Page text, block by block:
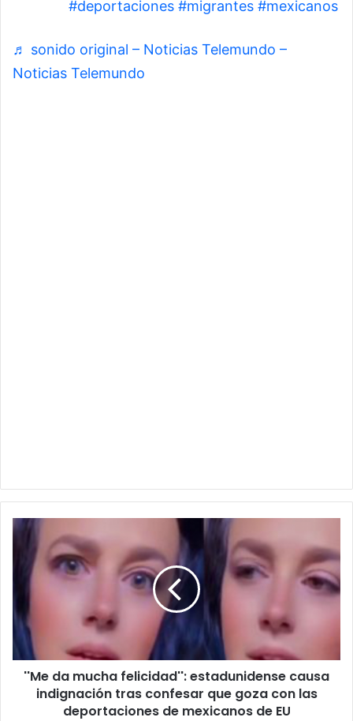
#deportaciones #migrantes #mexicanos
♬ sonido original – Noticias Telemundo –
Noticias Telemundo
''Me
mucha
felicidad'':
indignación
tras
confesar
que''Me da mucha felicidad'': estadunidense causa
indignación tras confesar que goza con las
deportaciones de mexicanos de EU